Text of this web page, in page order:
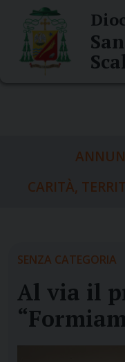
content
CARITÀ,
SENZA CATEGORIA
Al via il